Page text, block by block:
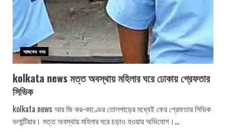
আজকের খবর
kolkata news মত্ত অবস্থায় মহিলার ঘরে ঢোকায় গ্রেফতার
সিভিক
kolkata news আর জি কর-কাণ্ডের তোলপাড়ের মধ্যেই ফের গ্রেফতার সিভিক
ভলান্টিয়ার। মত্ত অবস্থায় মহিলার ঘরে চড়াও হওয়ার অভিযোগ।...